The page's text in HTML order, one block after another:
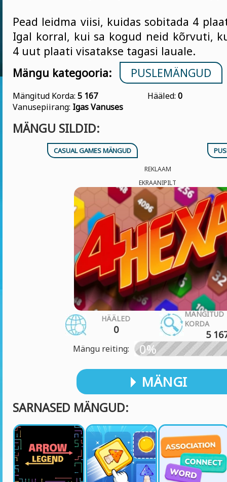
Pead leidma viisi, kuidas sobitada 4
Igal korral, kui sa kogud neid kõrvuti,
4 uut plaati visatakse tagasi lauale.
Mängu kategooria:
PUSLEMÄNGUD
Mängitud Korda: 5 167 Hääled: 0
Vanusepiirang: Igas Vanuses
MÄNGU SILDID:
CASUAL GAMES MÄNGUD
REKLAAM
EKRAANIPILT
HÄÄLED
0
MÄNGITUD
KORDA
5
Mängu reiting: 0%
MÄNGI
SARNASED MÄNGUD: